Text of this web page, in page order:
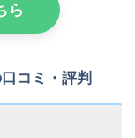
ら
コミ・評判